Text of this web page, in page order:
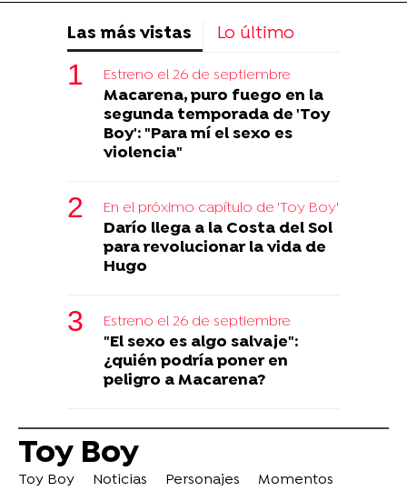
Las más vistas Lo último
Estreno el 26 de septiembre
Macarena, puro fuego en la
segunda temporada de 'Toy
Boy': "Para mí el sexo es
violencia"
En el próximo capítulo de 'Toy Boy'
Darío llega a la Costa del Sol
para revolucionar la vida de
Hugo
Estreno el 26 de septiembre
"El sexo es algo salvaje":
¿quién podría poner en
peligro a Macarena?
Toy Boy
Toy Boy Noticias Personajes
Momentos